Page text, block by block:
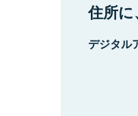
住所に
デジタル